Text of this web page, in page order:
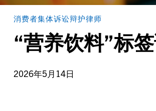
消费者集体诉讼辩护律师
“营养饮料”标
2026年5月14日